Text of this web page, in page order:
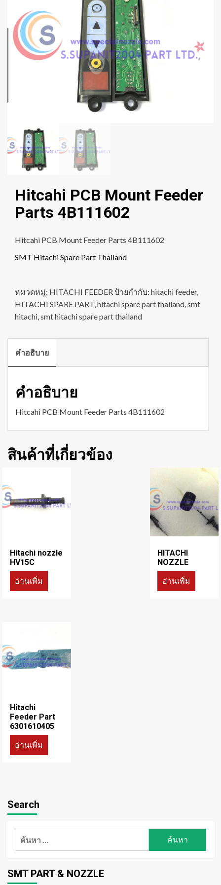
Hitcahi PCB Mount Feeder
Parts 4B111602
Hitcahi PCB Mount Feeder Parts 4B111602
SMT Hitachi Spare Part Thailand
หมวดหมู่: HITACHI FEEDERป้ายกำกับ: hitachi feeder,
HITACHI SPARE PART,hitachi spare part thailand,smt
hitachi,smt hitachi spare part thailand
คำอธิบาย
คำอธิบาย
Hitcahi PCB Mount Feeder Parts 4B111602
สินค้าที่เกี่ยวข้อง
Hitachi nozzle
HV15C
อ่านเพิ่ม
HITACHI
NOZZLE
อ่านเพิ่ม
Hitachi
Feeder Part
6301610405
อ่านเพิ่ม
Search
ค้นหา
SMT PART & NOZZLE